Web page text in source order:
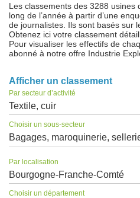
Les classements des 3288 usines
long de l’année à partir d’une
de journalistes. Ils sont basés sur
Obtenez ici votre classement
Pour visualiser les effectifs de
abonné à notre offre Industrie
Afficher un classement
Par secteur d’activité
Textile, cuir
Choisir un sous-secteur
Bagages, maroquinerie,
Par localisation
Bourgogne-Franche-Comté
Choisir un département